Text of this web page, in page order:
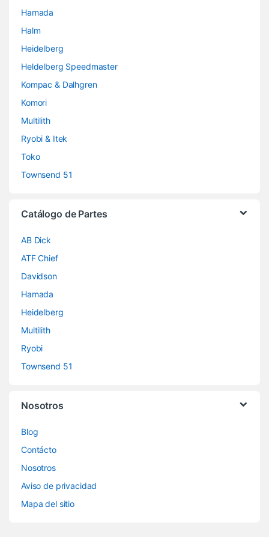
Hamada
Halm
Heidelberg
Heldelberg Speedmaster
Kompac & Dalhgren
Komori
Multilith
Ryobi & Itek
Toko
Townsend 51
Catálogo de Partes
AB Dick
ATF Chief
Davidson
Hamada
Heidelberg
Multilith
Ryobi
Townsend 51
Nosotros
Blog
Contácto
Nosotros
Aviso de privacidad
Mapa del sitio